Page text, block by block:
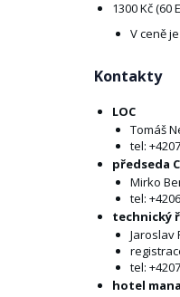
1300 Kč (60
V ceně
Kontakty
LOC
Tomáš
tel:
předseda
Mirko
tel:
technický
Jaroslav
tel:
hotel